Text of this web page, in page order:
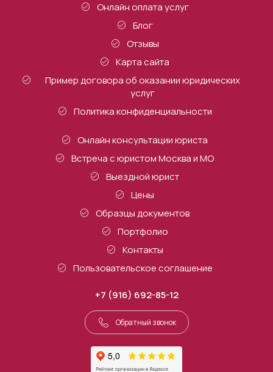
Онлайн оплата услуг
Блог
Отзывы
Карта сайта
Пример договора об оказании юридических
услуг
Политика конфиденциальности
Онлайн консультации юриста
Встреча с юристом Москва и МО
Выездной юрист
Цены
Образцы документов
Портфолио
Контакты
Пользовательское соглашение
+7 (916) 692-85-12
Обратный звонок